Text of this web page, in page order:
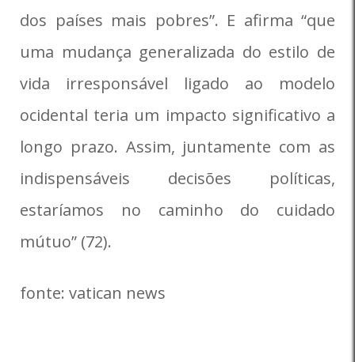
dos países mais pobres”. E afirma “que
uma mudança generalizada do estilo de
vida irresponsável ligado ao modelo
ocidental teria um impacto significativo a
longo prazo. Assim, juntamente com as
indispensáveis decisões políticas,
estaríamos no caminho do cuidado
mútuo” (72).
fonte: vatican news